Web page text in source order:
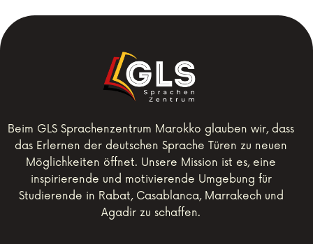
Beim GLS Sprachenzentrum Marokko glauben wir, dass
das Erlernen der deutschen Sprache Türen zu neuen
Möglichkeiten öffnet. Unsere Mission ist es, eine
inspirierende und motivierende Umgebung für